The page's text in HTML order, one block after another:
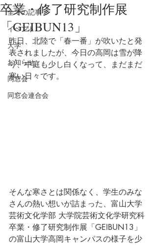
全ての記事
イベント
大学
お知らせ
同窓会
同窓会連合会
卒業・修了研究制作展
「GEIBUN13」
昨日、北陸で「春一番」が吹いたと発
表されましたが、今日の高岡は雪が降
り、中庭も少し白くなって、まだまだ
寒い日々です。
そんな寒さとは関係なく、学生のみな
さんの熱い想いが詰まった、富山大学
芸術文化学部 大学院芸術文化学研究科
卒業・修了研究制作展「GEIBUN13」
の富山大学高岡キャンパスの様子を少